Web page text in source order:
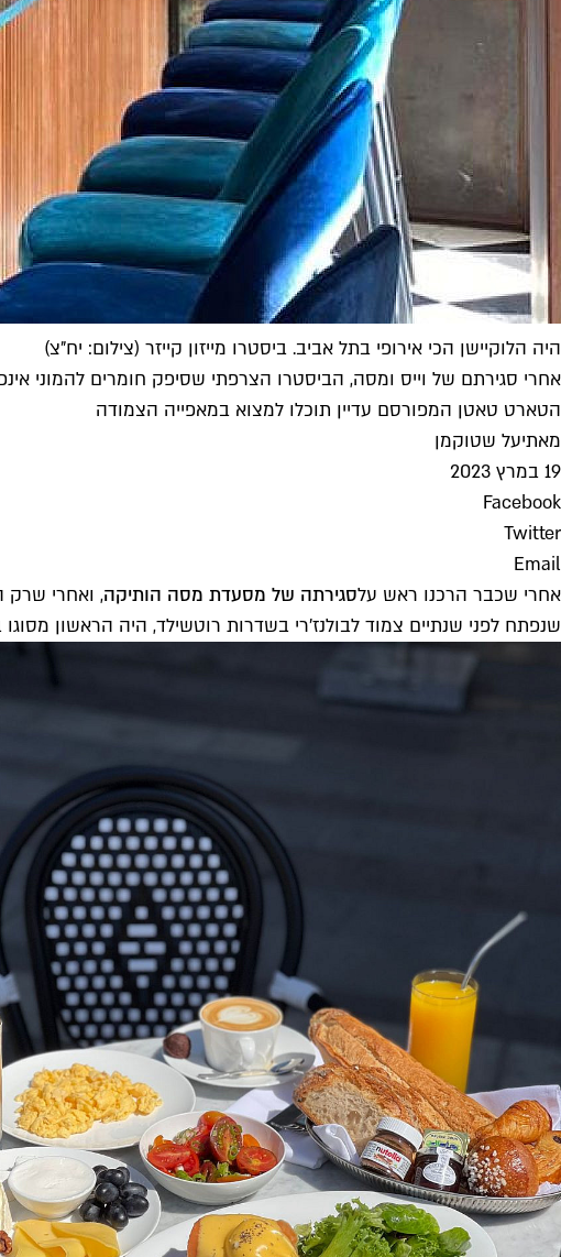
היה הלוקיישן הכי אירופי בתל אביב. ביסטרו מייזון קייזר (צילום: יח"צ)
אחרי סגירתם של וייס ומסה, הביסטרו הצרפתי שסיפק חומרים להמוני
הטארט טאטן המפורסם עדיין תוכלו למצוא במאפייה הצמודה
מאתיעל שטוקמן
19 במרץ 2023
Facebook
Twitter
Email
אחרי שכבר הרכנו ראש עלסגירתה של מסעדת מסה הותיקה, ואחרי שרק
שנפתח לפני שנתיים צמוד לבולנז׳רי בשדרות רוטשילד, היה הראשון